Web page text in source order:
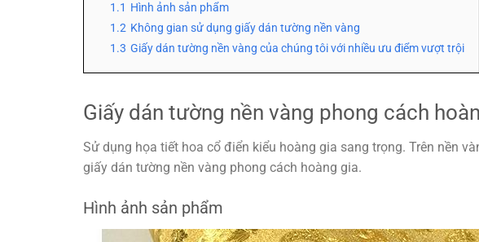
1.1 Hình ảnh sản phẩm
1.2 Không gian sử dụng giấy dán tường nền vàng
1.3 Giấy dán tường nền vàng của chúng tôi với nhiều ưu điểm vượt trội
Giấy dán tường nền vàng phong cách
Sử dụng họa tiết hoa cổ điển kiểu hoàng gia sang trọng. Trên nền
giấy dán tường nền vàng phong cách hoàng gia.
Hình ảnh sản phẩm